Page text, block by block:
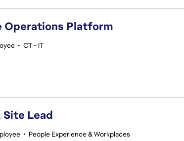
Operations Platform
• CT - IT
Site Lead
• People Experience & Workplaces